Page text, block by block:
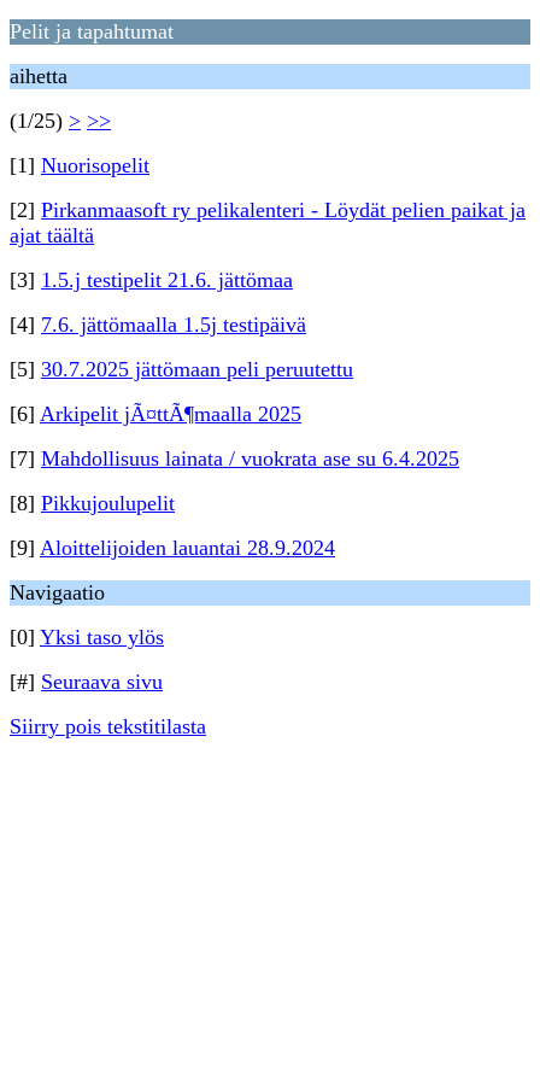
Pelit ja tapahtumat
aihetta
(1/25) > >>
[1] Nuorisopelit
[2] Pirkanmaasoft ry pelikalenteri - Löydät pelien paikat ja
ajat täältä
[3] 1.5.j testipelit 21.6. jättömaa
[4] 7.6. jättömaalla 1.5j testipäivä
[5] 30.7.2025 jättömaan peli peruutettu
[6] Arkipelit jÃ¤ttÃ¶maalla 2025
[7] Mahdollisuus lainata / vuokrata ase su 6.4.2025
[8] Pikkujoulupelit
[9] Aloittelijoiden lauantai 28.9.2024
Navigaatio
[0] Yksi taso ylös
[#] Seuraava sivu
Siirry pois tekstitilasta